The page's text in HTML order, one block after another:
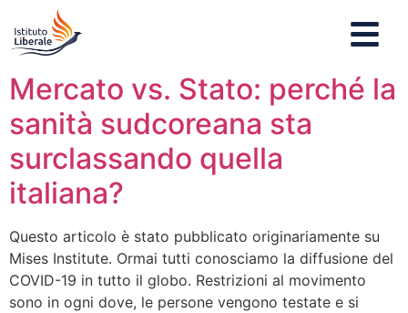
Mercato vs. Stato: perché la
sanità sudcoreana sta
surclassando quella
italiana?
Questo articolo è stato pubblicato originariamente su
Mises Institute. Ormai tutti conosciamo la diffusione del
COVID-19 in tutto il globo. Restrizioni al movimento
sono in ogni dove, le persone vengono testate e si